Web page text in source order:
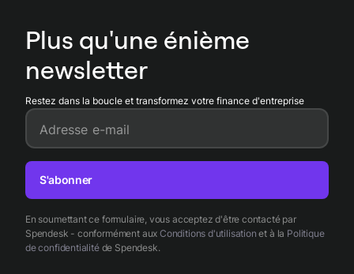
Plus qu'une énième
newsletter
Restez dans la boucle et transformez votre finance d'entreprise
Adresse e-mail
En soumettant ce formulaire, vous acceptez d'être contacté par
Spendesk - conformément aux Conditions d'utilisation et à la Politique
de confidentialitéde Spendesk.
S'abonner